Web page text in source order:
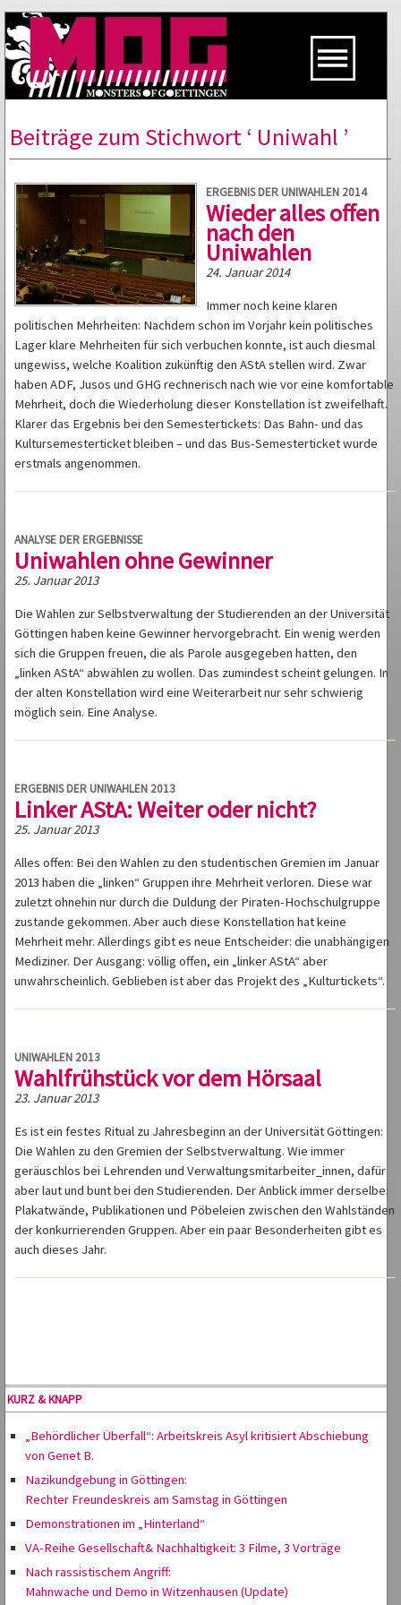
Beiträge zum Stichwort ‘ Uniwahl ’
ERGEBNIS DER UNIWAHLEN 2014
Wieder alles offen
nach den
Uniwahlen
24. Januar 2014
Immer noch keine klaren
politischen Mehrheiten: Nachdem schon im Vorjahr kein politisches
Lager klare Mehrheiten für sich verbuchen konnte, ist auch diesmal
ungewiss, welche Koalition zukünftig den AStA stellen wird. Zwar
haben ADF, Jusos und GHG rechnerisch nach wie vor eine komfortable
Mehrheit, doch die Wiederholung dieser Konstellation ist zweifelhaft.
Klarer das Ergebnis bei den Semestertickets: Das Bahn- und das
Kultursemesterticket bleiben – und das Bus-Semesterticket wurde
erstmals angenommen.
ANALYSE DER ERGEBNISSE
Uniwahlen ohne Gewinner
25. Januar 2013
Die Wahlen zur Selbstverwaltung der Studierenden an der Universität
Göttingen haben keine Gewinner hervorgebracht. Ein wenig werden
sich die Gruppen freuen, die als Parole ausgegeben hatten, den
„linken AStA“ abwählen zu wollen. Das zumindest scheint gelungen. In
der alten Konstellation wird eine Weiterarbeit nur sehr schwierig
möglich sein. Eine Analyse.
ERGEBNIS DER UNIWAHLEN 2013
Linker AStA: Weiter oder nicht?
25. Januar 2013
Alles offen: Bei den Wahlen zu den studentischen Gremien im Januar
2013 haben die „linken“ Gruppen ihre Mehrheit verloren. Diese war
zuletzt ohnehin nur durch die Duldung der Piraten-Hochschulgruppe
zustande gekommen. Aber auch diese Konstellation hat keine
Mehrheit mehr. Allerdings gibt es neue Entscheider: die unabhängigen
Mediziner. Der Ausgang: völlig offen, ein „linker AStA“ aber
unwahrscheinlich. Geblieben ist aber das Projekt des „Kulturtickets“.
UNIWAHLEN 2013
Wahlfrühstück vor dem Hörsaal
23. Januar 2013
Es ist ein festes Ritual zu Jahresbeginn an der Universität Göttingen:
Die Wahlen zu den Gremien der Selbstverwaltung. Wie immer
geräuschlos bei Lehrenden und Verwaltungsmitarbeiter_innen, dafür
aber laut und bunt bei den Studierenden. Der Anblick immer derselbe:
Plakatwände, Publikationen und Pöbeleien zwischen den Wahlständen
der konkurrierenden Gruppen. Aber ein paar Besonderheiten gibt es
auch dieses Jahr.
KURZ & KNAPP
„Behördlicher Überfall“: Arbeitskreis Asyl kritisiert Abschiebung
von Genet B.
Nazikundgebung in Göttingen:
Rechter Freundeskreis am Samstag in Göttingen
Demonstrationen im „Hinterland“
VA-Reihe Gesellschaft& Nachhaltigkeit: 3 Filme, 3 Vorträge
Nach rassistischem Angriff:
Mahnwache und Demo in Witzenhausen (Update)